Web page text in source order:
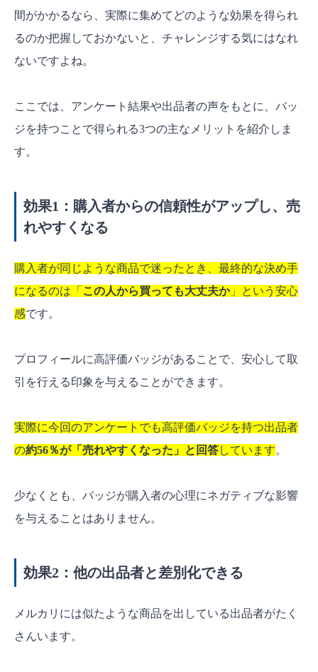
間がかかるなら、実際に集めてどのような効果を得られ
るのか把握しておかないと、チャレンジする気にはなれ
ないですよね。
ここでは、アンケート結果や出品者の声をもとに、バッ
ジを持つことで得られる3つの主なメリットを紹介しま
す。
効果1：購入者からの信頼性がアップし、売
れやすくなる
購入者が同じような商品で迷ったとき、最終的な決め手
になるのは「 この人から買っても大丈夫か 」という安心
感です。
プロフィールに高評価バッジがあることで、安心して取
引を行える印象を与えることができます。
実際に今回のアンケートでも高評価バッジを持つ出品者
の約56％が「売れやすくなった」と回答しています。
少なくとも、バッジが購入者の心理にネガティブな影響
を与えることはありません。
効果2：他の出品者と差別化できる
メルカリには似たような商品を出している出品者がたく
さんいます。